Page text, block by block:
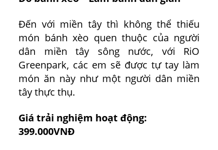
Đến với miền tây thì không thể thiếu
món bánh xèo quen thuộc của người
dân miền tây sông nước, với RiO
Greenpark, các em sẽ được tự tay làm
món ăn này như một người dân miền
tây thực thụ.
Giá trải nghiệm hoạt động:
399.000VNĐ